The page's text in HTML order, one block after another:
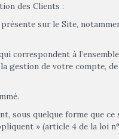
des Clients :
sur le Site,
correspondent à
gestion de votre compte,
sous quelque forme que ce
» (article 4 de la loi